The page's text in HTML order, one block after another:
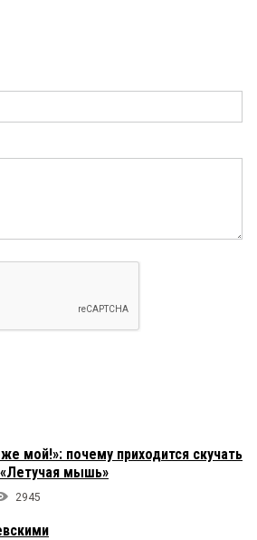
мой!»: почему приходится скучать
мышь»
2945